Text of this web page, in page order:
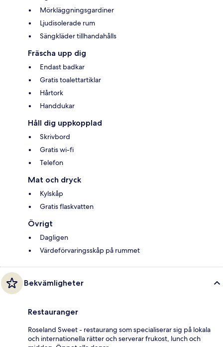
Mörkläggningsgardiner
Ljudisolerade rum
Sängkläder tillhandahålls
Fräscha upp dig
Endast badkar
Gratis toalettartiklar
Hårtork
Handdukar
Håll dig uppkopplad
Skrivbord
Gratis wi-fi
Telefon
Mat och dryck
Kylskåp
Gratis flaskvatten
Övrigt
Dagligen
Värdeförvaringsskåp på rummet
Bekvämligheter
Restauranger
Roseland Sweet - restaurang som specialiserar sig på lokala
och internationella rätter och serverar frukost, lunch och